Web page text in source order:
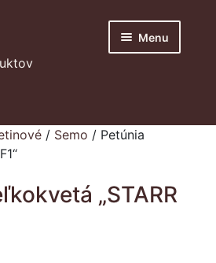
Menu
/ Semo / Petúnia
„STARR